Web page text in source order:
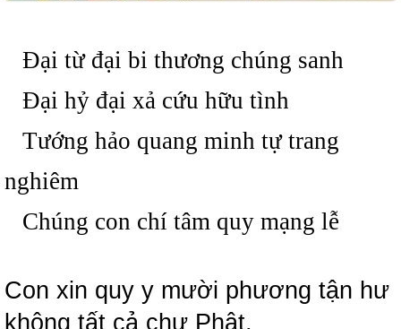
Đại từ đại bi thương chúng sanh
Đại hỷ đại xả cứu hữu tình
Tướng hảo quang minh tự trang
nghiêm
Chúng con chí tâm quy mạng lễ
Con xin quy y mười phương tận hư
không tất cả chư Phật.